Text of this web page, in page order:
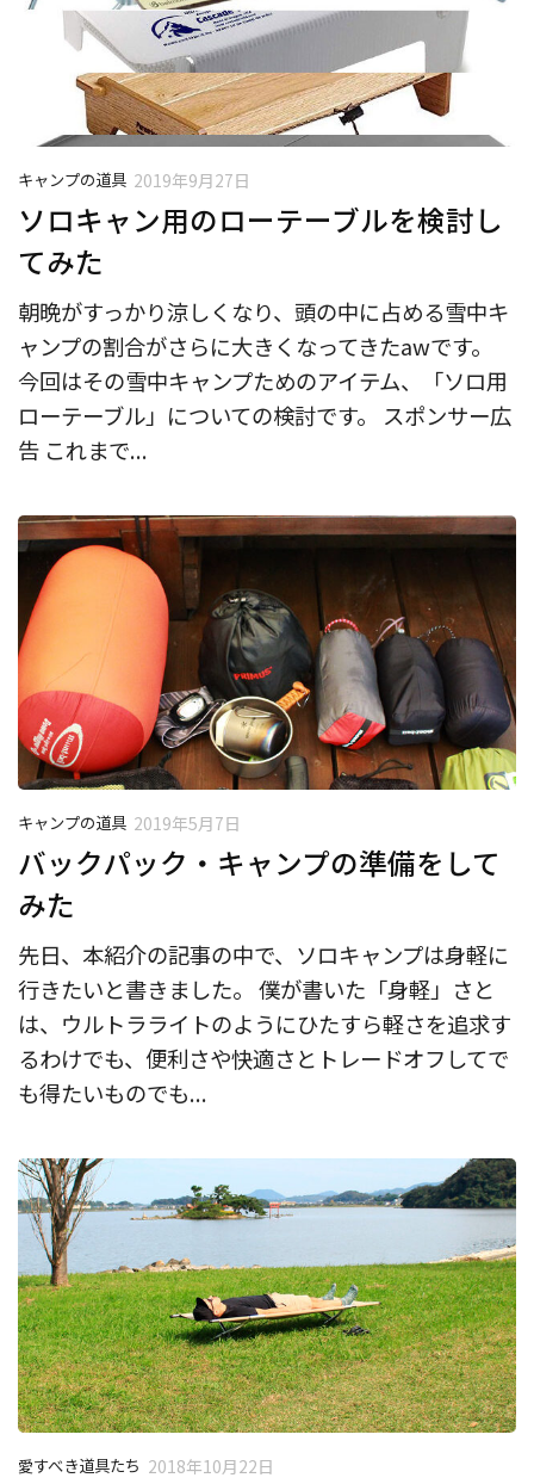
キャンプの道具 2019年9月27日
ソロキャン用のローテーブルを検討し
てみた
朝晩がすっかり涼しくなり、頭の中に占める雪中キ
ャンプの割合がさらに大きくなってきたawです。
今回はその雪中キャンプためのアイテム、「ソロ用
ローテーブル」についての検討です。 スポンサー広
告 これまで...
キャンプの道具 2019年5月7日
バックパック・キャンプの準備をして
みた
先日、本紹介の記事の中で、ソロキャンプは身軽に
行きたいと書きました。 僕が書いた「身軽」さと
は、ウルトラライトのようにひたすら軽さを追求す
るわけでも、便利さや快適さとトレードオフしてで
も得たいものでも...
愛すべき道具たち 2018年10月22日